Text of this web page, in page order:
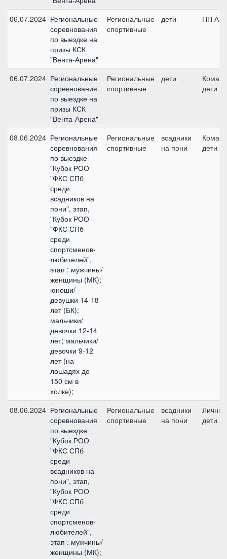
06.07.2024 Региональные
соревнования
по выездке на
призы КСК
"Вента-Арена"
Региональные
спортивные
дети ПП А,
06.07.2024 Региональные
соревнования
по выездке на
призы КСК
"Вента-Арена"
Региональные
спортивные
дети
дети
08.06.2024 Региональные
соревнования
по выездке
"Кубок РОО
"ФКС СПб
среди
всадников на
пони", этап,
"Кубок РОО
"ФКС СПб
среди
спортсменов-
любителей",
этап : мужчины/
женщины (МК);
юноши/
девушки 14-18
лет (БК);
мальчики/
девочки 12-14
лет; мальчики/
девочки 9-12
лет (на
лошадях до
150 см в
холке);
Региональные
спортивные
всадники
на пони
дети
08.06.2024 Региональные
соревнования
по выездке
"Кубок РОО
"ФКС СПб
среди
всадников на
пони", этап,
"Кубок РОО
"ФКС СПб
среди
спортсменов-
любителей",
этап : мужчины/
женщины (МК);
Региональные
спортивные
всадники
на пони
дети